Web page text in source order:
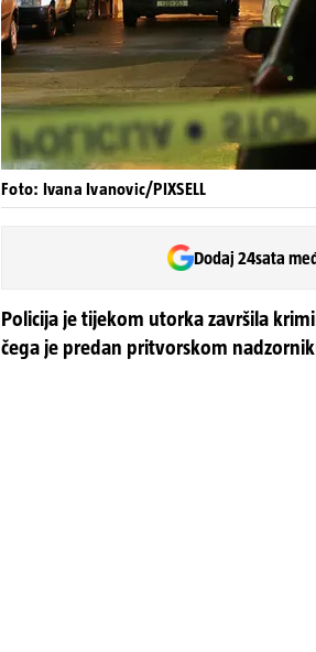
Foto: Ivana Ivanovic/PIXSELL
Dodaj 24sata
Policija je tijekom utorka završila
čega je predan pritvorskom